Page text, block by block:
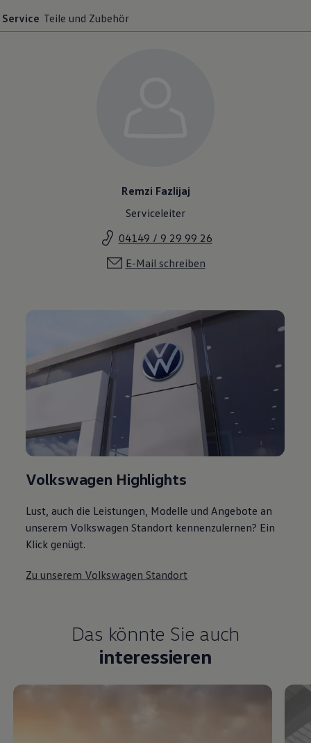
Service Teile und Zubehör
Remzi Fazlijaj
Serviceleiter
04149 / 9 29 99 26
E-Mail schreiben
Volkswagen Highlights
Lust, auch die Leistungen, Modelle und Angebote an
unserem Volkswagen Standort kennenzulernen? Ein
Klick genügt.
Zu unserem Volkswagen Standort
Das könnte Sie auch
interessieren